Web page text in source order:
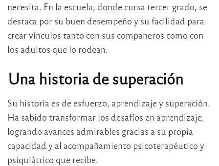
necesita. En la escuela, donde cursa tercer grado, se
destaca por su buen desempeño y su facilidad para
crear vínculos tanto con sus compañeros como con
los adultos que lo rodean.
Una historia de superación
Su historia es de esfuerzo, aprendizaje y superación.
Ha sabido transformar los desafíos en aprendizaje,
logrando avances admirables gracias a su propia
capacidad y al acompañamiento psicoterapéutico y
psiquiátrico que recibe.